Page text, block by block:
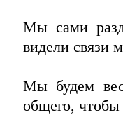
Мы сами
видели связи
Мы будем
общего,